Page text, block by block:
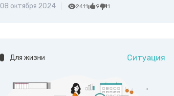
08 октября 2024 2411 9 1
Для жизни Ситуация